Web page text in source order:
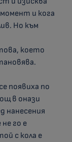
и кога
Но към
което
появиха по
в онази
нанесения
го е
с кола е